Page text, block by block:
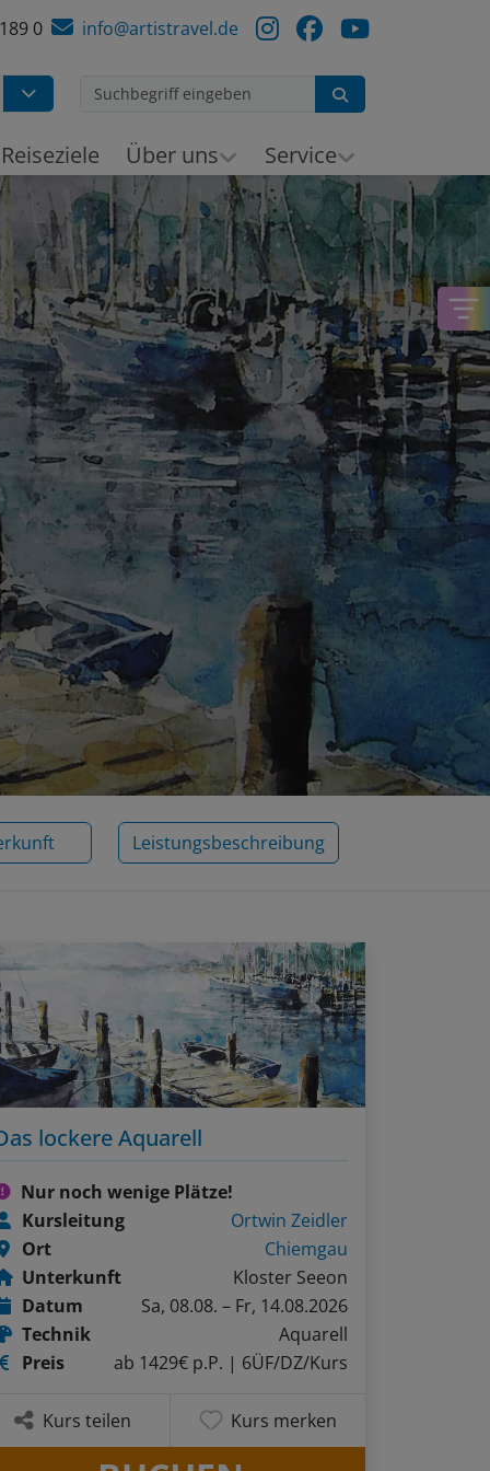
0 info@artistravel.de
Reiseziele Über uns Service
Leistungsbeschreibung
lockere Aquarell
Nur noch wenige Plätze!
Kursleitung
Ortwin Zeidler
Ort
Chiemgau
Unterkunft
Kloster Seeon
Datum
Sa, 08.08. – Fr, 14.08.2026
Technik
Aquarell
Preis
ab 1429€ p.P. | 6ÜF/DZ/Kurs
Kurs teilen Kurs merken